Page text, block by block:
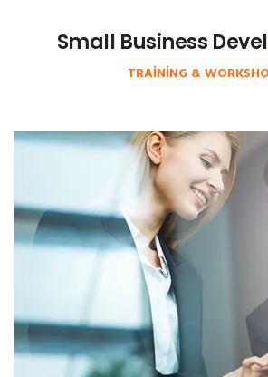
Small Business
TRAINING &